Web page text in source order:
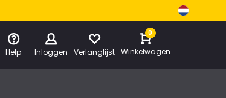
Help Inloggen Verlanglijst
0
Winkelwagen